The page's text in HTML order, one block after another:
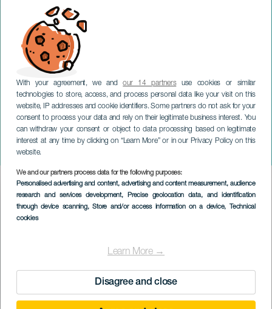
With your agreement, we andour 14 partnersuse cookies or similar
technologies to store, access, and process personal data like your visit on this
website, IP addresses and cookie identifiers. Some partners do not ask for your
consent to process your data and rely on their legitimate business interest. You
can withdraw your consent or object to data processing based on legitimate
interest at any time by clicking on “Learn More” or in our Privacy Policy on this
website.
We and our partners process data for the following purposes:
Personalised advertising and content, advertising and content measurement, audience
research and services development, Precise geolocation data, and identification
through device scanning, Store and/or access information on a device, Technical
cookies
Learn More →
Disagree and close
Fermin Muguruza en
concert
TENERIFE
Imagen
Listado